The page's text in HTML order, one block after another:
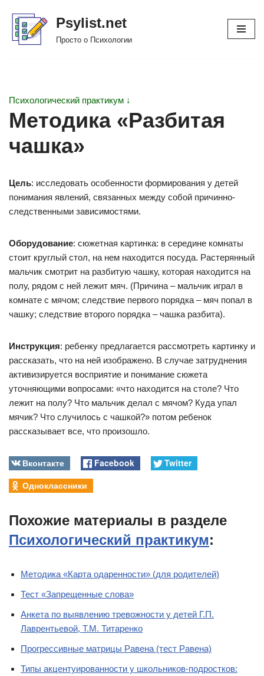
Перейти
Psylist.net
Просто о Психологии
Психологический практикум ↓
Методика «Разбитая
чашка»
Цель: исследовать особенности формирования у детей
понимания явлений, связанных между собой причинно-
следственными зависимостями.
Оборудование: сюжетная картинка: в середине комнаты
стоит круглый стол, на нем находится посуда. Растерянный
мальчик смотрит на разбитую чашку, которая находится на
полу, рядом с ней лежит мяч. (Причина – мальчик играл в
комнате с мячом; следствие первого порядка – мяч попал в
чашку; следствие второго порядка – чашка разбита).
Инструкция: ребенку предлагается рассмотреть картинку и
рассказать, что на ней изображено. В случае затруднения
активизируется восприятие и понимание сюжета
уточняющими вопросами: «что находится на столе? Что
лежит на полу? Что мальчик делал с мячом? Куда упал
мячик? Что случилось с чашкой?» потом ребенок
рассказывает все, что произошло.
Вконтакте Facebook
Twitter
Одноклассники
Похожие материалы в разделе
Психологический практикум:
Методика «Карта одаренности» (для родителей)
Тест «Запрещенные слова»
Анкета по выявлению тревожности у детей Г.П.
Лаврентьевой, Т.М. Титаренко
Прогрессивные матрицы Равена (тест Равена)
Типы акцентуированности у школьников-подростков: